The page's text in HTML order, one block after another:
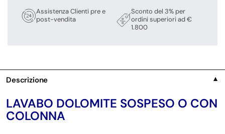
Assistenza Clienti pre e
post-vendita
Sconto del 3% per
ordini superiori ad €
1.800
Descrizione ▼
LAVABO DOLOMITE SOSPESO O CON
COLONNA